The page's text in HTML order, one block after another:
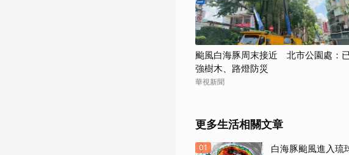
颱風白海豚周末接近 北市公園處：
強樹木、路燈防災
華視新聞
更多生活相關文章
01 白海豚颱風進入琉